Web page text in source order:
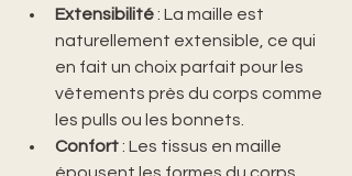
Extensibilité : La maille est
naturellement extensible, ce qui
en fait un choix parfait pour les
vêtements près du corps comme
les pulls ou les bonnets.
Confort : Les tissus en maille
épousent les formes du corps,